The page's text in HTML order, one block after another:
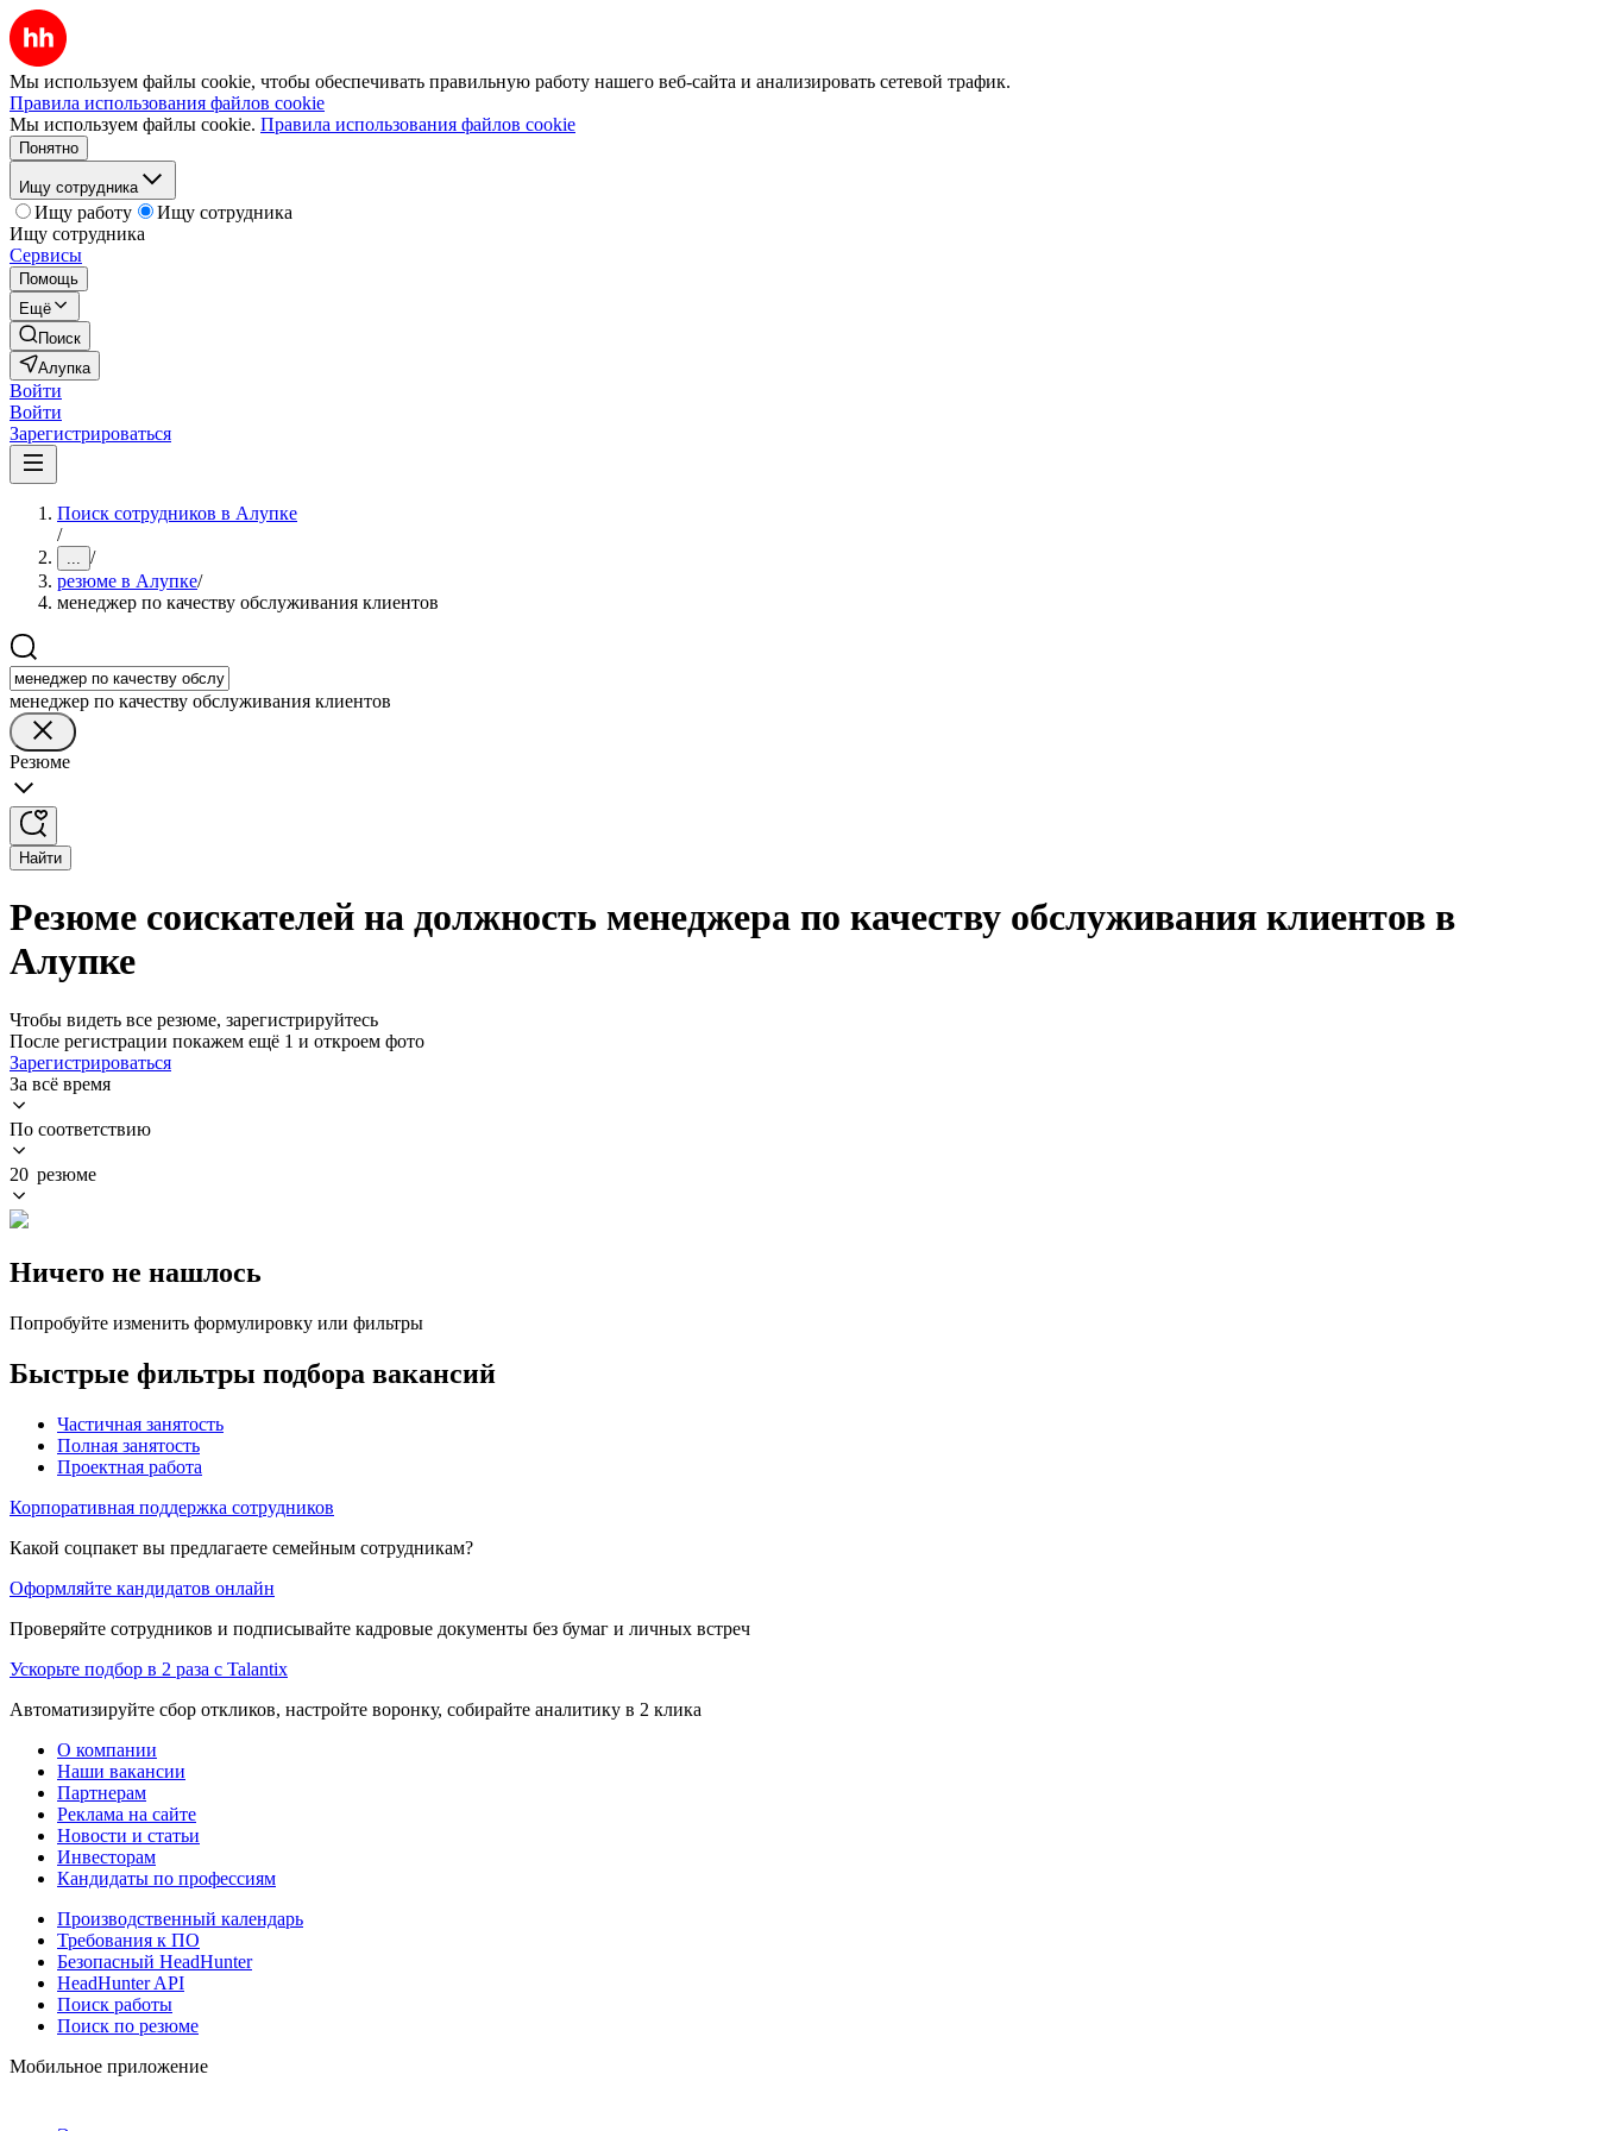
Мы используем файлы cookie, чтобы обеспечивать правильную работу нашего веб-сайта и анализировать сетевой трафик.
Правила использования файлов cookie
Мы используем файлы cookie. Правила использования файлов cookie
Понятно
Ищу сотрудника
Ищу работу
Ищу сотрудника
Ищу сотрудника
Сервисы
Помощь
Ещё
Поиск
Алупка
Войти
Войти
Зарегистрироваться
Поиск сотрудников в Алупке
/
... /
резюме в Алупке/
менеджер по качеству обслуживания клиентов
менеджер по качеству обслуживания клиентов
Резюме
Найти
Резюме соискателей на должность менеджера по качеству обслуживания клиентов в
Алупке
Чтобы видеть все резюме, зарегистрируйтесь
После регистрации покажем ещё 1 и откроем фото
Зарегистрироваться
За всё время
По соответствию
20 резюме
Ничего не нашлось
Попробуйте изменить формулировку или фильтры
Быстрые фильтры подбора вакансий
Частичная занятость
Полная занятость
Проектная работа
Корпоративная поддержка сотрудников
Какой соцпакет вы предлагаете семейным сотрудникам?
Оформляйте кандидатов онлайн
Проверяйте сотрудников и подписывайте кадровые документы без бумаг и личных встреч
Ускорьте подбор в 2 раза с Talantix
Автоматизируйте сбор откликов, настройте воронку, собирайте аналитику в 2 клика
О компании
Наши вакансии
Партнерам
Реклама на сайте
Новости и статьи
Инвесторам
Кандидаты по профессиям
Производственный календарь
Требования к ПО
Безопасный HeadHunter
HeadHunter API
Поиск работы
Поиск по резюме
Мобильное приложение